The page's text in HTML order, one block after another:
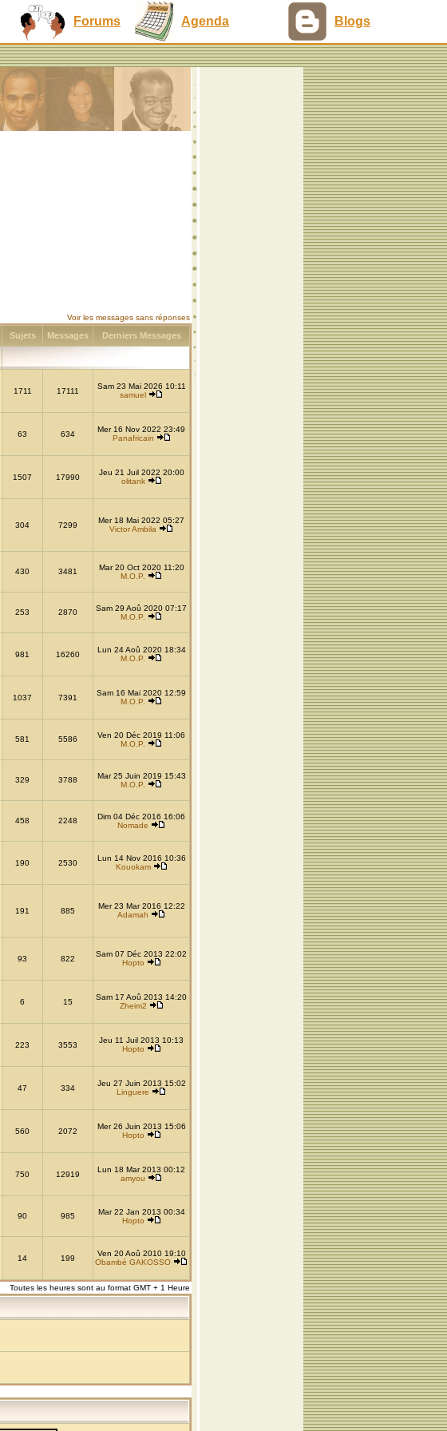
Forums Agenda Blogs
Voir les messages sans réponses
Sujets Messages Derniers Messages
1711 17111
Sam 23 Mai 2026 10:11
samuel
63 634
Mer 16 Nov 2022 23:49
Panafricain
1507 17990
Jeu 21 Juil 2022 20:00
olitank
304 7299
Mer 18 Mai 2022 05:27
Victor Ambila
430 3481
Mar 20 Oct 2020 11:20
M.O.P.
253 2870
Sam 29 Aoû 2020 07:17
M.O.P.
981 16260
Lun 24 Aoû 2020 18:34
M.O.P.
1037 7391
Sam 16 Mai 2020 12:59
M.O.P.
581 5586
Ven 20 Déc 2019 11:06
M.O.P.
329 3788
Mar 25 Juin 2019 15:43
M.O.P.
458 2248
Dim 04 Déc 2016 16:06
Nomade
190 2530
Lun 14 Nov 2016 10:36
Kouokam
191 885
Mer 23 Mar 2016 12:22
Adamah
93 822
Sam 07 Déc 2013 22:02
Hopto
6 15
Sam 17 Aoû 2013 14:20
Zheim2
223 3553
Jeu 11 Juil 2013 10:13
Hopto
47 334
Jeu 27 Juin 2013 15:02
Linguere
560 2072
Mer 26 Juin 2013 15:06
Hopto
750 12919
Lun 18 Mar 2013 00:12
amyou
90 985
Mar 22 Jan 2013 00:34
Hopto
14 199
Ven 20 Aoû 2010 19:10
Obambé GAKOSSO
Toutes les heures sont au format GMT + 1 Heure